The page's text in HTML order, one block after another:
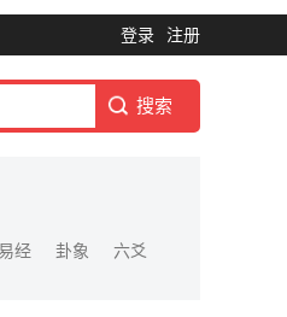
登录 注册
易经 卦象 六爻